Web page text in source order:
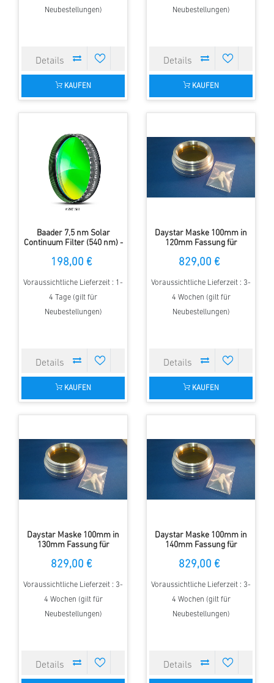
Neubestellungen)
KAUFEN
Neubestellungen)
KAUFEN
Baader 7,5 nm Solar
Continuum Filter (540 nm) -
198,00 €
Voraussichtliche Lieferzeit : 1-
4 Tage (gilt für
Neubestellungen)
KAUFEN
Daystar Maske 100mm in
120mm Fassung für
829,00 €
Voraussichtliche Lieferzeit : 3-
4 Wochen (gilt für
Neubestellungen)
KAUFEN
Daystar Maske 100mm in
130mm Fassung für
829,00 €
Voraussichtliche Lieferzeit : 3-
4 Wochen (gilt für
Neubestellungen)
Daystar Maske 100mm in
140mm Fassung für
829,00 €
Voraussichtliche Lieferzeit : 3-
4 Wochen (gilt für
Neubestellungen)